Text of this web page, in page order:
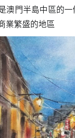
澳門半島中區的
業繁盛的地區